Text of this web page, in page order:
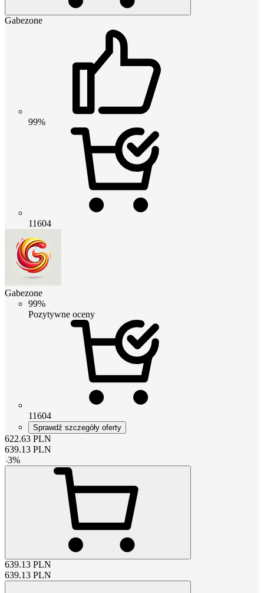
Gabezone
99%
11604
Gabezone
99%
Pozytywne oceny
11604
Sprawdź szczegóły oferty
622.63 PLN
639.13 PLN
-3%
639.13 PLN
639.13 PLN